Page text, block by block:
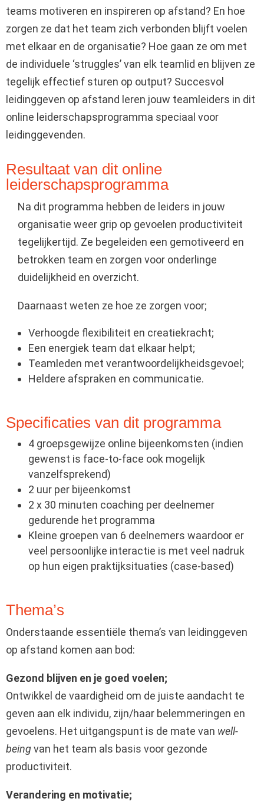
teams motiveren en inspireren op afstand? En hoe
zorgen ze dat het team zich verbonden blijft voelen
met elkaar en de organisatie? Hoe gaan ze om met
de individuele ‘struggles’ van elk teamlid en blijven ze
tegelijk effectief sturen op output? Succesvol
leidinggeven op afstand leren jouw teamleiders in dit
online leiderschapsprogramma speciaal voor
leidinggevenden.
Resultaat van dit online
leiderschapsprogramma
Na dit programma hebben de leiders in jouw
organisatie weer grip op gevoelen productiviteit
tegelijkertijd. Ze begeleiden een gemotiveerd en
betrokken team en zorgen voor onderlinge
duidelijkheid en overzicht.
Daarnaast weten ze hoe ze zorgen voor;
Verhoogde flexibiliteit en creatiekracht;
Een energiek team dat elkaar helpt;
Teamleden met verantwoordelijkheidsgevoel;
Heldere afspraken en communicatie.
Specificaties van dit programma
4 groepsgewijze online bijeenkomsten (indien
gewenst is face-to-face ook mogelijk
vanzelfsprekend)
2 uur per bijeenkomst
2 x 30 minuten coaching per deelnemer
gedurende het programma
Kleine groepen van 6 deelnemers waardoor er
veel persoonlijke interactie is met veel nadruk
op hun eigen praktijksituaties (case-based)
Thema’s
Onderstaande essentiële thema’s van leidinggeven
op afstand komen aan bod:
Gezond blijven en je goed voelen;
Ontwikkel de vaardigheid om de juiste aandacht te
geven aan elk individu, zijn/haar belemmeringen en
gevoelens. Het uitgangspunt is de mate van well-
beingvan het team als basis voor gezonde
productiviteit.
Verandering en motivatie;